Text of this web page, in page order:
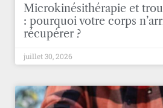
Microkinésithérapie et
: pourquoi votre corps
récupérer ?
juillet 30, 2026